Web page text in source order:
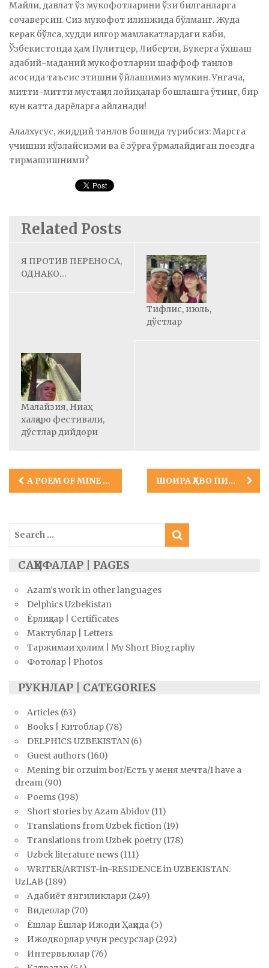
Майли, давлат ўз мукофотларини ўзи билганларга
сочаверсин. Сиз мукофот илинжида бўлманг. Жуда
керак бўлса, худди илғор мамлакатлардаги каби,
Ўзбекистонда ҳам Пулитцер, Либерти, Букерга ўхшаш
адабий-маданий мукофотларни шаффоф танлов
асосида таъсис этишни ўйлашимиз мумкин. Унгача,
митти-митти мустақил лойиҳалар бошлашга ўтинг, бир
кун катта дарёларга айланади!
Алалхусус, жиддий танлов бошида турибсиз: Марсга
учишни кўзлайсизми ва ё зўрға ўрмалайдиган поездга
тирмашишними?
Related Posts
Я ПРОТИВ ПЕРЕНОСА,
ОДНАКО…
Тифлис, июль,
дўстлар
Малайзия, Ниаҳ
халқаро фестивали,
дўстлар дийдори
Post
navigation
A POEM OF MINE IN URDU ШОИРА ҲАВО ПИНҲАС-КОЭН
Search
for:
САҲИФАЛАР | PAGES
Azam’s work in other languages
Delphics Uzbekistan
Ёрлиқлар | Certificates
Мактублар | Letters
Таржимаи ҳолим | My Short Biography
Фотолар | Photos
РУКНЛАР | CATEGORIES
Articles (63)
Books | Китоблар (78)
DELPHICS UZBEKISTAN (6)
Guest authors (160)
Mening bir orzuim bor/Есть у меня мечта/I have a
dream (90)
Poems (198)
Short stories by Azam Abidov (11)
Translations from Uzbek fiction (19)
Translations from Uzbek poetry (178)
Uzbek literature news (111)
WRITER/ARTIST-in-RESIDENCE in UZBEKISTAN.
UzLAB (189)
Адабиёт янгиликлари (249)
Видеолар (70)
Ёшлар Ёшлар Ижоди Ҳақида (5)
Ижодкорлар учун ресурслар (292)
Интервьюлар (76)